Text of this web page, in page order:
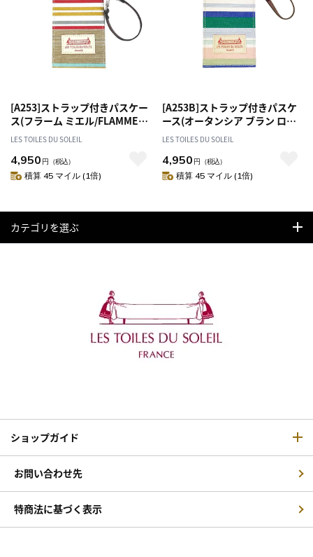
[A253]ストラップ付きパスケー
ス(フラーム ミエル/FLAMME
Miel) 定期入れ
LES TOILES DU SOLEIL
4,950 円 （税込）
積算 45 マイル (1倍)
[A253B]ストラップ付きパスケ
ース(オータンシア ブラン ロー
ズ ショック/HORTENSIAS
Blanc Rose Choc) 定期入れ
LES TOILES DU SOLEIL
4,950 円 （税込）
積算 45 マイル (1倍)
カテゴリを選ぶ
ショップガイド
お問い合わせ先
特商法に基づく表示